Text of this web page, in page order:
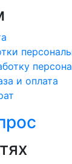
и оплата